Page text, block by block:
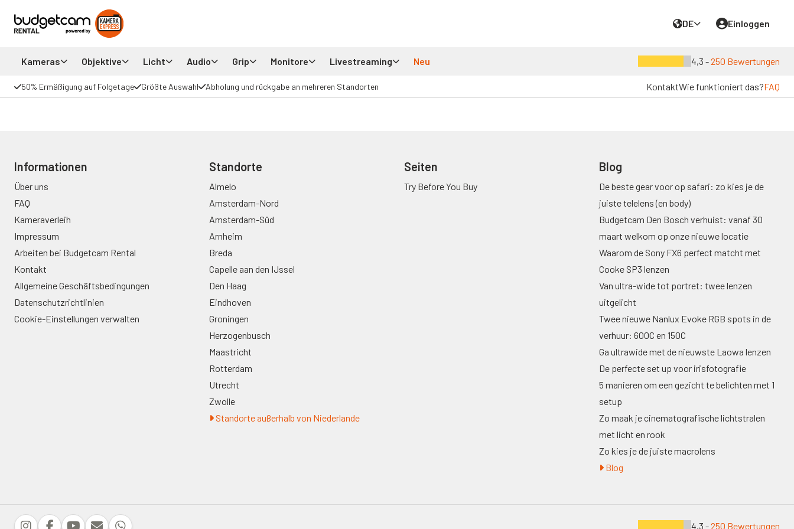
DE Einloggen
Kameras Objektive Licht Audio Grip Monitore Livestreaming Neu 4,3 -250 Bewertungen
50% Ermäßigung auf Folgetage Größte Auswahl Abholung und rückgabe an mehreren Standorten KontaktWie funktioniert das?FAQ
Informationen
Über uns
FAQ
Kameraverleih
Impressum
Arbeiten bei Budgetcam Rental
Kontakt
Allgemeine Geschäftsbedingungen
Datenschutzrichtlinien
Cookie-Einstellungen verwalten
Standorte
Almelo
Amsterdam-Nord
Amsterdam-Süd
Arnheim
Breda
Capelle aan den IJssel
Den Haag
Eindhoven
Groningen
Herzogenbusch
Maastricht
Rotterdam
Utrecht
Zwolle
Standorte außerhalb von Niederlande
Seiten
Try Before You Buy
Blog
De beste gear voor op safari: zo kies je de
juiste telelens (en body)
Budgetcam Den Bosch verhuist: vanaf 30
maart welkom op onze nieuwe locatie
Waarom de Sony FX6 perfect matcht met
Cooke SP3 lenzen
Van ultra-wide tot portret: twee lenzen
uitgelicht
Twee nieuwe Nanlux Evoke RGB spots in de
verhuur: 600C en 150C
Ga ultrawide met de nieuwste Laowa lenzen
De perfecte set up voor irisfotografie
5 manieren om een gezicht te belichten met 1
setup
Zo maak je cinematografische lichtstralen
met licht en rook
Zo kies je de juiste macrolens
Blog
4,3 -250 Bewertungen